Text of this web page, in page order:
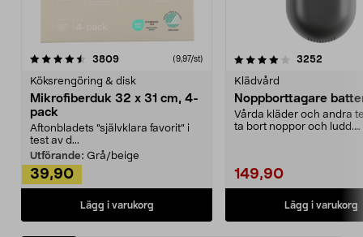
3809recensioner (9,97/st)
Köksrengöring & disk
Mikrofiberduk 32 x 31 cm, 4-
pack
Aftonbladets "självklara favorit” i
test av d...
Utförande: Grå/beige
39,90
Lägg i varukorg
4.0av 5 stjärnor 3252
Klädvård
Noppborttagare
Vårda kläder och andra
ta bort noppor och ludd.
149,90
Lägg i varukorg
4.5av 5 stjärnor